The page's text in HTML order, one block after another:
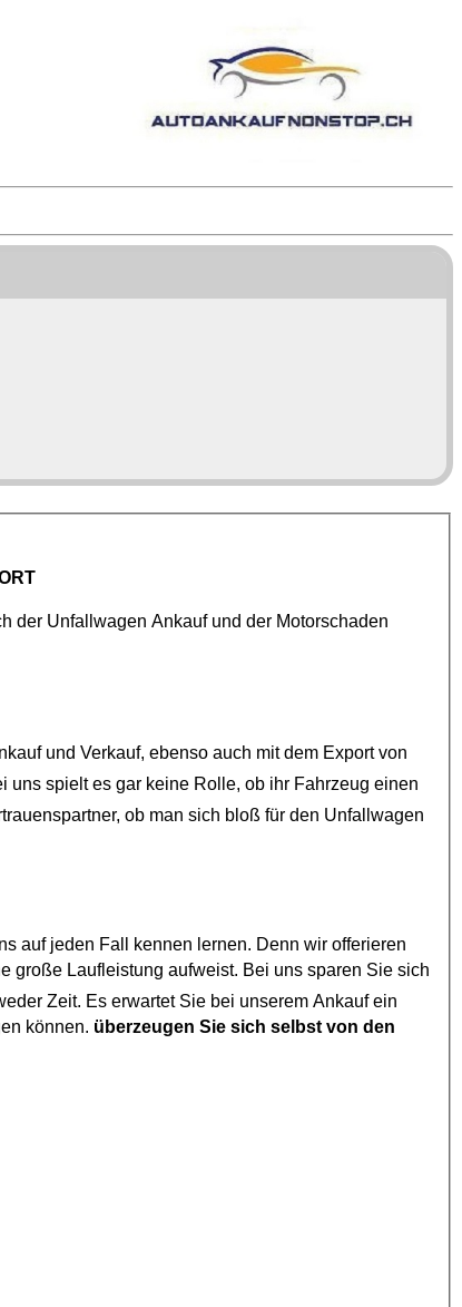
Ankauf für den Export an. Auch der Unfallwagen Ankaufund der Motorschaden
beschäftigt sich schon seit vielen Jahren mit dem Ankauf und Verkauf, ebenso auch mit dem Export von
ob man sich bloß für den Unfallwagen
Fall kennen lernen. Denn wir offerieren
Sie sich
Zeit. Es erwartet Sie bei unserem Ankauf ein
können. überzeugen Sie sich selbst von den